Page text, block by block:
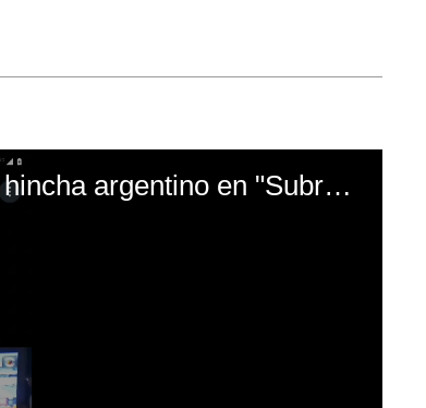
El mal momento de Yanina Gasañol con un hincha argentino en "Subrayado"